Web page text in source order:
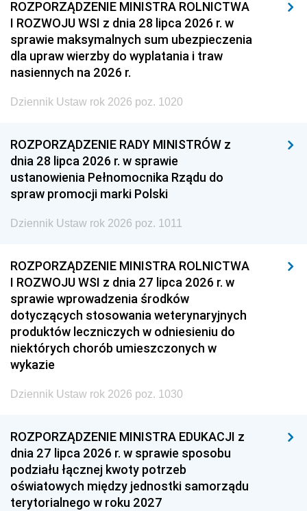
ROZPORZĄDZENIE MINISTRA ROLNICTWA
I ROZWOJU WSI z dnia 28 lipca 2026 r. w
sprawie maksymalnych sum ubezpieczenia
dla upraw wierzby do wyplatania i traw
nasiennych na 2026 r.
Dziennik Ustaw rok 2026 poz. 1020
ROZPORZĄDZENIE RADY MINISTRÓW z
dnia 28 lipca 2026 r. w sprawie
ustanowienia Pełnomocnika Rządu do
spraw promocji marki Polski
Dziennik Ustaw rok 2026 poz. 1011
ROZPORZĄDZENIE MINISTRA ROLNICTWA
I ROZWOJU WSI z dnia 27 lipca 2026 r. w
sprawie wprowadzenia środków
dotyczących stosowania weterynaryjnych
produktów leczniczych w odniesieniu do
niektórych chorób umieszczonych w
wykazie
Dziennik Ustaw rok 2026 poz. 1030
ROZPORZĄDZENIE MINISTRA EDUKACJI z
dnia 27 lipca 2026 r. w sprawie sposobu
podziału łącznej kwoty potrzeb
oświatowych między jednostki samorządu
terytorialnego w roku 2027